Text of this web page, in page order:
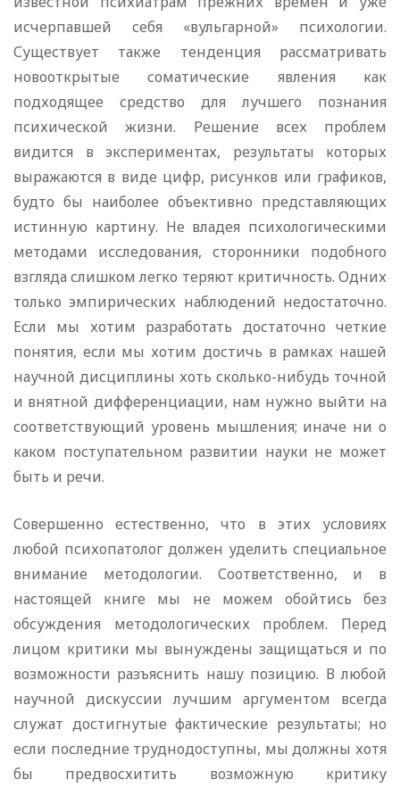
исчерпавшей себя «вульгарной» психологии.
Существует также тенденция рассматривать
новооткрытые соматические явления как
подходящее средство для лучшего познания
психической жизни. Решение всех проблем
видится в экспериментах, результаты которых
выражаются в виде цифр, рисунков или графиков,
будто бы наиболее объективно представляющих
истинную картину. Не владея психологическими
методами исследования, сторонники подобного
взгляда слишком легко теряют критичность. Одних
только эмпирических наблюдений недостаточно.
Если мы хотим разработать достаточно четкие
понятия, если мы хотим достичь в рамках нашей
научной дисциплины хоть сколько-нибудь точной
и внятной дифференциации, нам нужно выйти на
соответствующий уровень мышления; иначе ни о
каком поступательном развитии науки не может
быть и речи.
Совершенно естественно, что в этих условиях
любой психопатолог должен уделить специальное
внимание методологии. Соответственно, и в
настоящей книге мы не можем обойтись без
обсуждения методологических проблем. Перед
лицом критики мы вынуждены защищаться и по
возможности разъяснить нашу позицию. В любой
научной дискуссии лучшим аргументом всегда
служат достигнутые фактические результаты; но
если последние труднодоступны, мы должны хотя
бы предвосхитить возможную критику